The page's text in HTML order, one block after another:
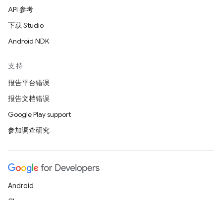
API 参考
下载 Studio
Android NDK
支持
报告平台错误
报告文档错误
Google Play support
参加调查研究
Android